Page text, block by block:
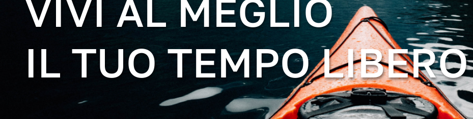
VIVI AL MEGLIO
IL TUO TEMPO LIBERO